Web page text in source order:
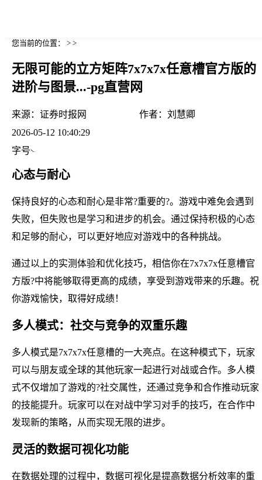
您当前的位置： > >
无限可能的立方矩阵7x7x7x任意槽官方版的
进阶与图景...-pg直营网
来源： 证券时报网 作者： 刘慧卿
2026-05-12 10:40:29
字号
心态与耐心
保持良好的心态和耐心是非常?重要的?。游戏中难免会遇到
失败，但失败也是学习和进步的机会。通过保持积极的心态
和足够的耐心，可以更好地应对游戏中的各种挑战。
通过以上的实测体验和优化技巧，相信你在7x7x7x任意槽官
方版?中将能够取得更高的成绩，享受到游戏带来的乐趣。祝
你游戏愉快，取得好成绩！
多人模式：社交与竞争的双重乐趣
多人模式是7x7x7x任意槽的一大亮点。在这种模式下，玩家
可以与朋友或全球的其他玩家一起进行对战或合作。多人模
式不仅增加了游戏的?社交属性，还通过竞争和合作推动玩家
的技能提升。玩家可以在对战中学习对手的技巧，在合作中
发现新的策略，从而实现无限的进步。
灵活的数据可视化功能
在数据处理的过程中，数据可视化是提高数据分析效率的重